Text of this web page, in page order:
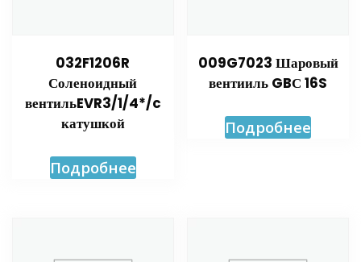
032F1206R
Соленоидный
вентильEVR3/1/4*/c
катушкой
Подробнее
009G7023 Шаровый
вентииль GBС 16S
Подробнее